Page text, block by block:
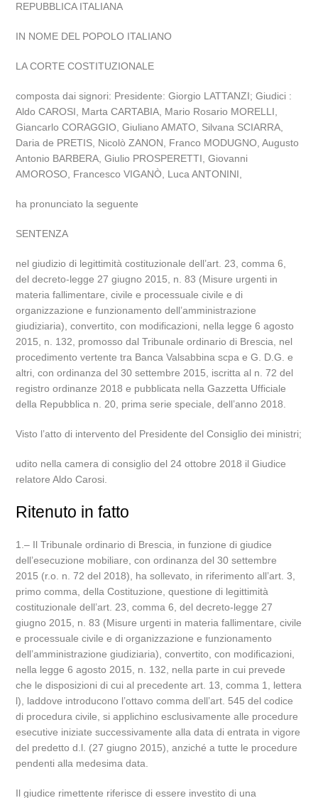
REPUBBLICA ITALIANA
IN NOME DEL POPOLO ITALIANO
LA CORTE COSTITUZIONALE
composta dai signori: Presidente: Giorgio LATTANZI; Giudici :
Aldo CAROSI, Marta CARTABIA, Mario Rosario MORELLI,
Giancarlo CORAGGIO, Giuliano AMATO, Silvana SCIARRA,
Daria de PRETIS, Nicolò ZANON, Franco MODUGNO, Augusto
Antonio BARBERA, Giulio PROSPERETTI, Giovanni
AMOROSO, Francesco VIGANÒ, Luca ANTONINI,
ha pronunciato la seguente
SENTENZA
nel giudizio di legittimità costituzionale dell’art. 23, comma 6,
del decreto-legge 27 giugno 2015, n. 83 (Misure urgenti in
materia fallimentare, civile e processuale civile e di
organizzazione e funzionamento dell’amministrazione
giudiziaria), convertito, con modificazioni, nella legge 6 agosto
2015, n. 132, promosso dal Tribunale ordinario di Brescia, nel
procedimento vertente tra Banca Valsabbina scpa e G. D.G. e
altri, con ordinanza del 30 settembre 2015, iscritta al n. 72 del
registro ordinanze 2018 e pubblicata nella Gazzetta Ufficiale
della Repubblica n. 20, prima serie speciale, dell’anno 2018.
Visto l’atto di intervento del Presidente del Consiglio dei ministri;
udito nella camera di consiglio del 24 ottobre 2018 il Giudice
relatore Aldo Carosi.
Ritenuto in fatto
1.‒ Il Tribunale ordinario di Brescia, in funzione di giudice
dell’esecuzione mobiliare, con ordinanza del 30 settembre
2015 (r.o. n. 72 del 2018), ha sollevato, in riferimento all’art. 3,
primo comma, della Costituzione, questione di legittimità
costituzionale dell’art. 23, comma 6, del decreto-legge 27
giugno 2015, n. 83 (Misure urgenti in materia fallimentare, civile
e processuale civile e di organizzazione e funzionamento
dell’amministrazione giudiziaria), convertito, con modificazioni,
nella legge 6 agosto 2015, n. 132, nella parte in cui prevede
che le disposizioni di cui al precedente art. 13, comma 1, lettera
l), laddove introducono l’ottavo comma dell’art. 545 del codice
di procedura civile, si applichino esclusivamente alle procedure
esecutive iniziate successivamente alla data di entrata in vigore
del predetto d.l. (27 giugno 2015), anziché a tutte le procedure
pendenti alla medesima data.
Il giudice rimettente riferisce di essere investito di una